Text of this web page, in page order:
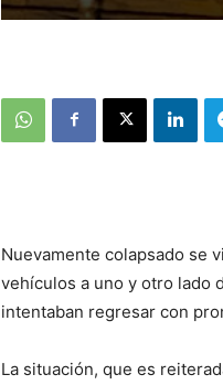
Nuevamente colapsado se
vehículos a uno y otro lado
intentaban regresar con
La situación, que es